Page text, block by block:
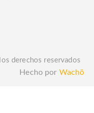
derechos reservados
Hecho por Wachö